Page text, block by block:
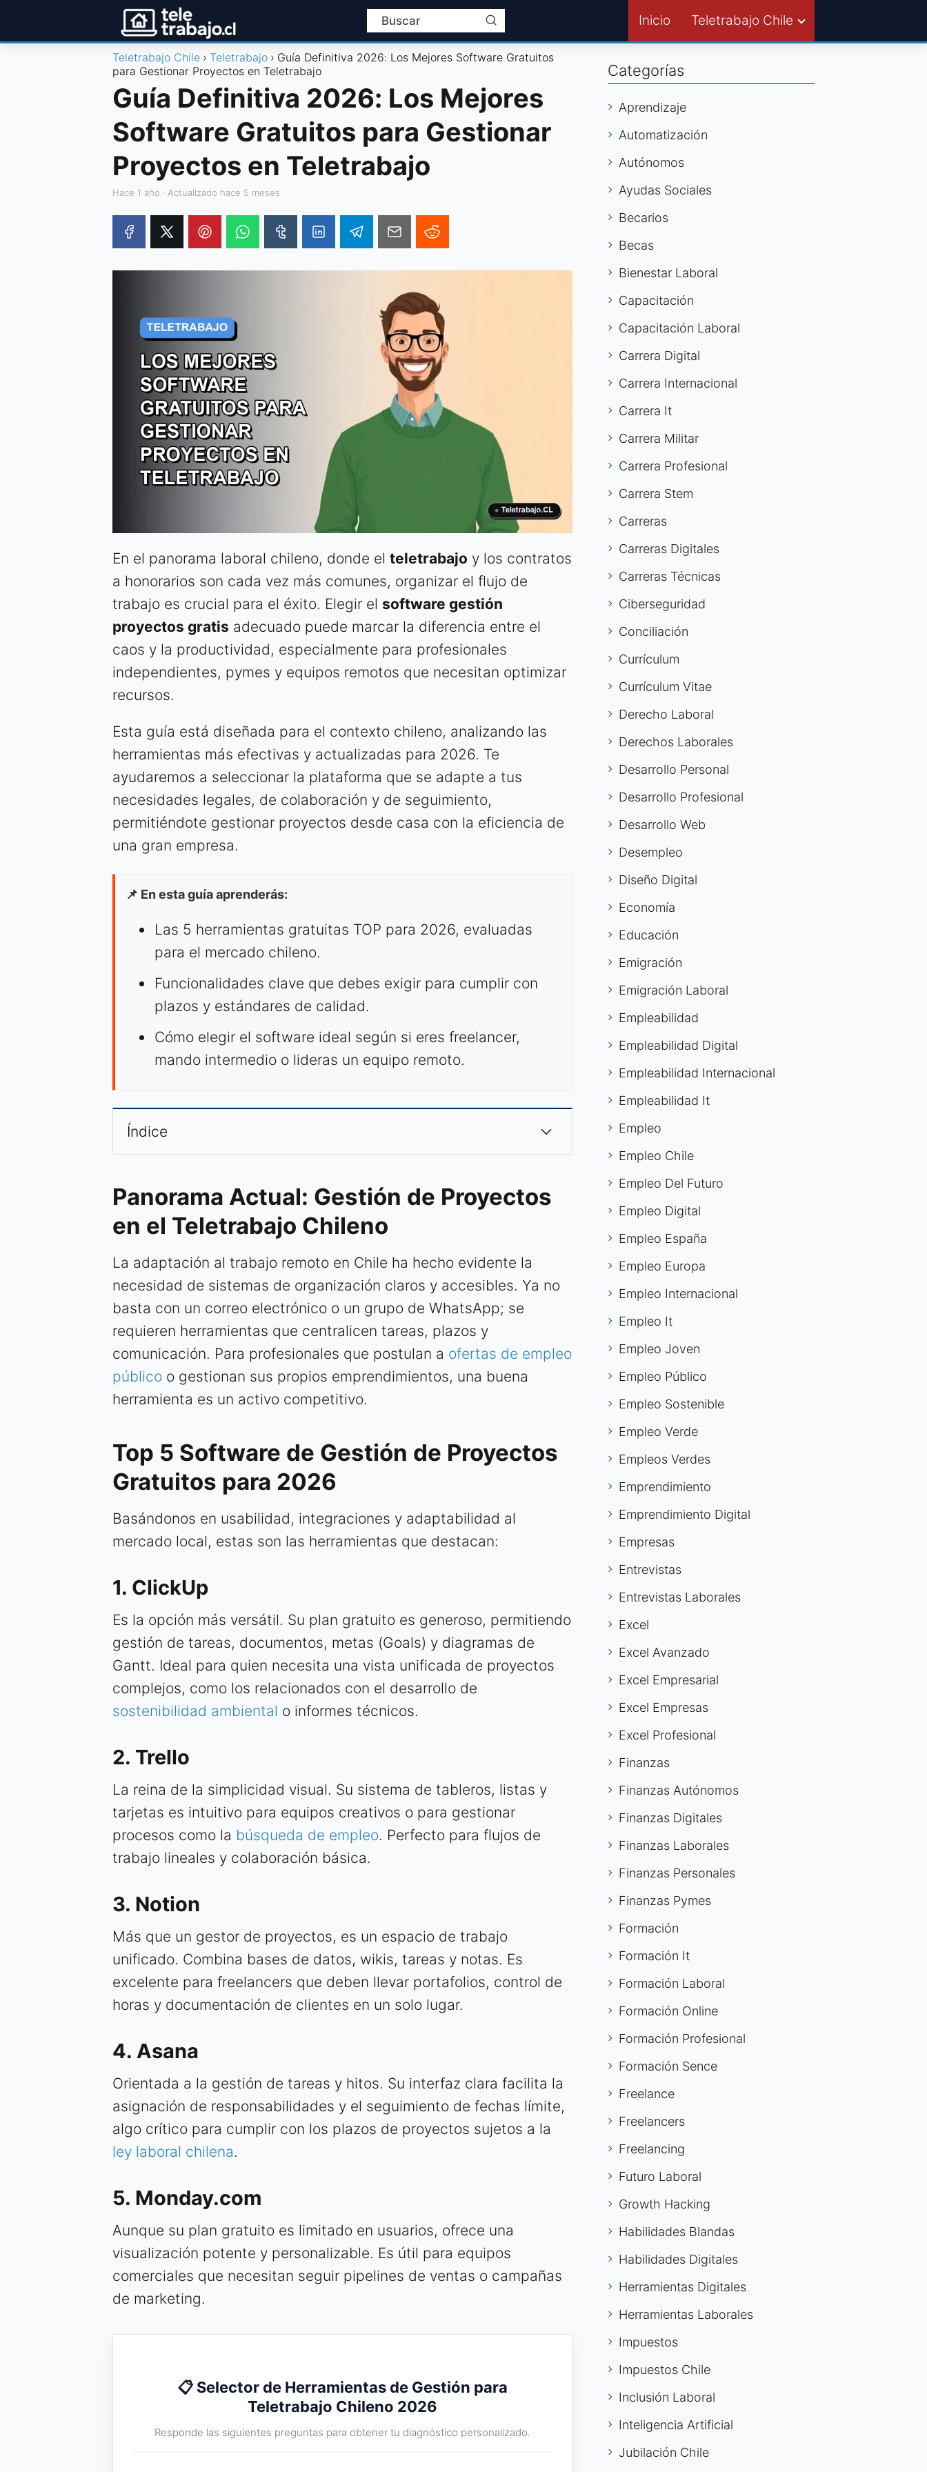
Inicio Teletrabajo Chile
Teletrabajo Chile Teletrabajo
Guía Definitiva 2026: Los Mejores Software Gratuitos
para Gestionar Proyectos en Teletrabajo
Guía Definitiva 2026: Los Mejores
Software Gratuitos para Gestionar
Proyectos en Teletrabajo
hace 1 año · Actualizado hace 5 meses
En el panorama laboral chileno, donde el teletrabajo y los contratos
a honorarios son cada vez más comunes, organizar el flujo de
trabajo es crucial para el éxito. Elegir el software gestión
proyectos gratis adecuado puede marcar la diferencia entre el
caos y la productividad, especialmente para profesionales
independientes, pymes y equipos remotos que necesitan optimizar
recursos.
Esta guía está diseñada para el contexto chileno, analizando las
herramientas más efectivas y actualizadas para 2026. Te
ayudaremos a seleccionar la plataforma que se adapte a tus
necesidades legales, de colaboración y de seguimiento,
permitiéndote gestionar proyectos desde casa con la eficiencia de
una gran empresa.
📌 En esta guía aprenderás:
Las 5 herramientas gratuitas TOP para 2026, evaluadas
para el mercado chileno.
Funcionalidades clave que debes exigir para cumplir con
plazos y estándares de calidad.
Cómo elegir el software ideal según si eres freelancer,
mando intermedio o lideras un equipo remoto.
Índice
Panorama Actual: Gestión de Proyectos
en el Teletrabajo Chileno
La adaptación al trabajo remoto en Chile ha hecho evidente la
necesidad de sistemas de organización claros y accesibles. Ya no
basta con un correo electrónico o un grupo de WhatsApp; se
requieren herramientas que centralicen tareas, plazos y
comunicación. Para profesionales que postulan a ofertas de empleo
público o gestionan sus propios emprendimientos, una buena
herramienta es un activo competitivo.
Top 5 Software de Gestión de Proyectos
Gratuitos para 2026
Basándonos en usabilidad, integraciones y adaptabilidad al
mercado local, estas son las herramientas que destacan:
1. ClickUp
Es la opción más versátil. Su plan gratuito es generoso, permitiendo
gestión de tareas, documentos, metas (Goals) y diagramas de
Gantt. Ideal para quien necesita una vista unificada de proyectos
complejos, como los relacionados con el desarrollo de
sostenibilidad ambiental o informes técnicos.
2. Trello
La reina de la simplicidad visual. Su sistema de tableros, listas y
tarjetas es intuitivo para equipos creativos o para gestionar
procesos como la búsqueda de empleo. Perfecto para flujos de
trabajo lineales y colaboración básica.
3. Notion
Más que un gestor de proyectos, es un espacio de trabajo
unificado. Combina bases de datos, wikis, tareas y notas. Es
excelente para freelancers que deben llevar portafolios, control de
horas y documentación de clientes en un solo lugar.
4. Asana
Orientada a la gestión de tareas y hitos. Su interfaz clara facilita la
asignación de responsabilidades y el seguimiento de fechas límite,
algo crítico para cumplir con los plazos de proyectos sujetos a la
ley laboral chilena.
5. Monday.com
Aunque su plan gratuito es limitado en usuarios, ofrece una
visualización potente y personalizable. Es útil para equipos
comerciales que necesitan seguir pipelines de ventas o campañas
de marketing.
📋 Selector de Herramientas de Gestión para
Teletrabajo Chileno 2026
Responde las siguientes preguntas para obtener tu diagnóstico personalizado.
Categorías
Aprendizaje
Automatización
Autónomos
Ayudas Sociales
Becarios
Becas
Bienestar Laboral
Capacitación
Capacitación Laboral
Carrera Digital
Carrera Internacional
Carrera It
Carrera Militar
Carrera Profesional
Carrera Stem
Carreras
Carreras Digitales
Carreras Técnicas
Ciberseguridad
Conciliación
Currículum
Currículum Vitae
Derecho Laboral
Derechos Laborales
Desarrollo Personal
Desarrollo Profesional
Desarrollo Web
Desempleo
Diseño Digital
Economía
Educación
Emigración
Emigración Laboral
Empleabilidad
Empleabilidad Digital
Empleabilidad Internacional
Empleabilidad It
Empleo
Empleo Chile
Empleo Del Futuro
Empleo Digital
Empleo España
Empleo Europa
Empleo Internacional
Empleo It
Empleo Joven
Empleo Público
Empleo Sostenible
Empleo Verde
Empleos Verdes
Emprendimiento
Emprendimiento Digital
Empresas
Entrevistas
Entrevistas Laborales
Excel
Excel Avanzado
Excel Empresarial
Excel Empresas
Excel Profesional
Finanzas
Finanzas Autónomos
Finanzas Digitales
Finanzas Laborales
Finanzas Personales
Finanzas Pymes
Formación
Formación It
Formación Laboral
Formación Online
Formación Profesional
Formación Sence
Freelance
Freelancers
Freelancing
Futuro Laboral
Growth Hacking
Habilidades Blandas
Habilidades Digitales
Herramientas Digitales
Herramientas Laborales
Impuestos
Impuestos Chile
Inclusión Laboral
Inteligencia Artificial
Jubilación Chile